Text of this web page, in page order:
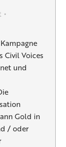
Civil Voices
und
Gold in
/ oder